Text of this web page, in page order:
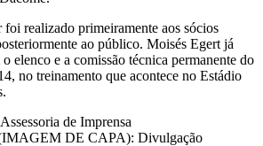
realizado primeiramente aos sócios
ao público. Moisés Egert já
elenco e a comissão técnica permanente do
no treinamento que acontece no Estádio
Assessoria de Imprensa
DE CAPA): Divulgação